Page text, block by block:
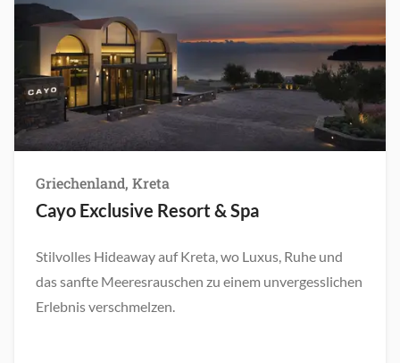
Griechenland, Kreta
Cayo Exclusive Resort & Spa
Stilvolles Hideaway auf Kreta, wo Luxus, Ruhe und
das sanfte Meeresrauschen zu einem unvergesslichen
Erlebnis verschmelzen.